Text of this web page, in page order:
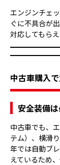
エンジンチェ
ぐに不具合が
対応してもら
中古車購入
安全装備
中古車でも、
テム）、横滑
年では自動ブ
えているため